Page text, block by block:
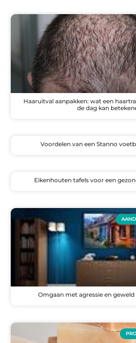
Haaruitval aanpakken: wat een
de dag kan
Voordelen van een Stanno
Eikenhouten tafels voor een
Omgaan met agressie en geweld